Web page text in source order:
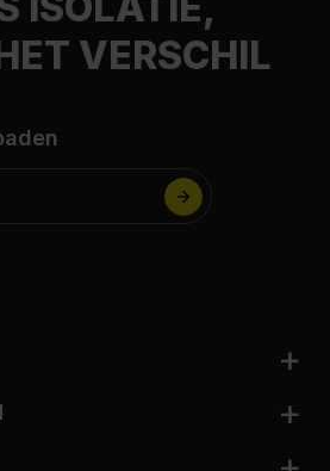
VERSCHIL